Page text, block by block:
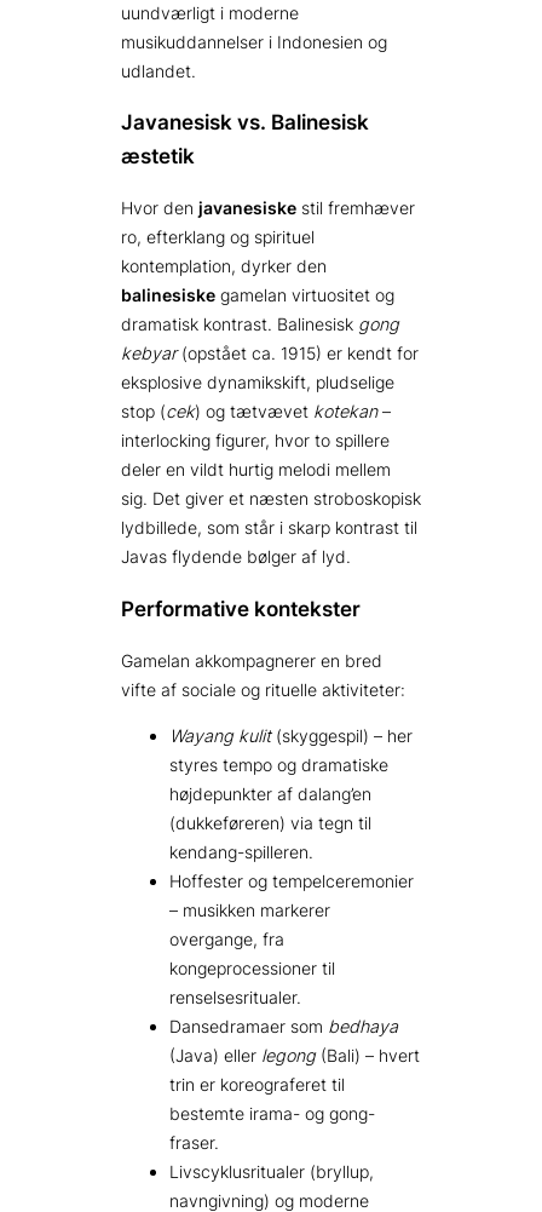
uundværligt i moderne
musikuddannelser i Indonesien og
udlandet.
Javanesisk vs. Balinesisk
æstetik
Hvor den javanesiske stil fremhæver
ro, efterklang og spirituel
kontemplation, dyrker den
balinesiske gamelan virtuositet og
dramatisk kontrast. Balinesisk gong
kebyar(opstået ca. 1915) er kendt for
eksplosive dynamikskift, pludselige
stop (cek) og tætvævet kotekan–
interlocking figurer, hvor to spillere
deler en vildt hurtig melodi mellem
sig. Det giver et næsten stroboskopisk
lydbillede, som står i skarp kontrast til
Javas flydende bølger af lyd.
Performative kontekster
Gamelan akkompagnerer en bred
vifte af sociale og rituelle aktiviteter:
Wayang kulit(skyggespil) – her
styres tempo og dramatiske
højdepunkter af dalang’en
(dukkeføreren) via tegn til
kendang-spilleren.
Hoffester og tempelceremonier
– musikken markerer
overgange, fra
kongeprocessioner til
renselsesritualer.
Dansedramaer som bedhaya
(Java) eller legong(Bali) – hvert
trin er koreograferet til
bestemte irama- og gong-
fraser.
Livscyklusritualer (bryllup,
navngivning) og moderne